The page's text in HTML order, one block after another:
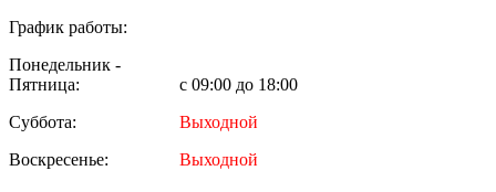
График работы:
Понедельник -
Пятница:
с 09:00 до 18:00
Суббота:
Выходной
Воскресенье:
Выходной